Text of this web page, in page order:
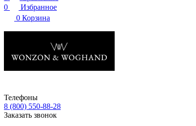
0
Избранное
0 Корзина
Телефоны
8 (800) 550-88-28
Заказать звонок